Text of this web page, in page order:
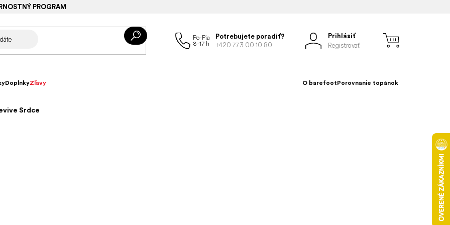
PROGRAM
Potrebujete poradiť?
+420 773 00 10 80
Prihlásiť
Registrovať
DoplnkyZľavy O barefootPorovnanie topánok
Srdce